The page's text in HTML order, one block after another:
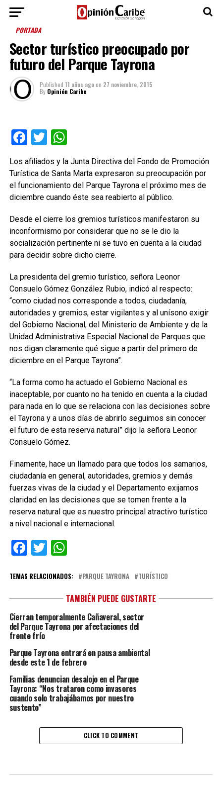
PORTADA
Sector turístico preocupado por
futuro del Parque Tayrona
Published 11 años agoon 27 noviembre, 2015
By Opinión Caribe
Facebook
TwitterWhatsApp
Los afiliados y la Junta Directiva del Fondo de Promoción
Turística de Santa Marta expresaron su preocupación por
el funcionamiento del Parque Tayrona el próximo mes de
diciembre cuando éste sea reabierto al público.
Desde el cierre los gremios turísticos manifestaron su
inconformismo por considerar que no se le dio la
socialización pertinente ni se tuvo en cuenta a la ciudad
para decidir sobre dicho cierre.
La presidenta del gremio turístico, señora Leonor
Consuelo Gómez González Rubio, indicó al respecto:
“como ciudad nos corresponde a todos, ciudadanía,
autoridades y gremios, estar vigilantes y al unísono exigir
del Gobierno Nacional, del Ministerio de Ambiente y de la
Unidad Administrativa Especial Nacional de Parques que
nos digan claramente qué sigue a partir del primero de
diciembre en el Parque Tayrona”.
“La forma como ha actuado el Gobierno Nacional es
inaceptable, por cuanto no ha tenido en cuenta a la ciudad
para nada en lo que se relaciona con las decisiones sobre
el Tayrona y a unos días de abrirlo seguimos sin conocer
el futuro de esta reserva natural” dijo la señora Leonor
Consuelo Gómez.
Finamente, hace un llamado para que todos los samarios,
ciudadanía en general, autoridades, gremios y demás
fuerzas vivas de la ciudad y el Departamento exijamos
claridad en las decisiones que se tomen frente a la
reserva natural que es nuestro principal atractivo turístico
a nivel nacional e internacional.
Facebook
TwitterWhatsApp
TEMAS RELACIONADOS: PARQUE TAYRONA TURÍSTICO
TAMBIÉN PUEDE GUSTARTE
Cierran temporalmente Cañaveral, sector
del Parque Tayrona por afectaciones del
frente frío
Parque Tayrona entrará en pausa ambiental
desde este 1 de febrero
Familias denuncian desalojo en el Parque
Tayrona: “Nos trataron como invasores
cuando solo trabajábamos por nuestro
sustento”
CLICK TO COMMENT